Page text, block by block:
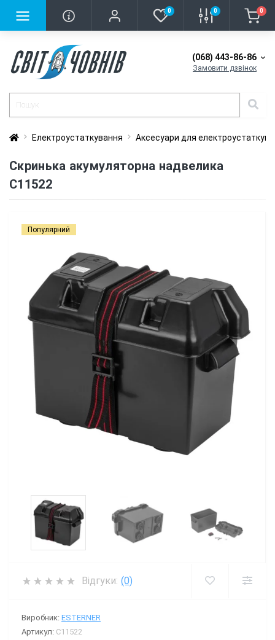
0 0 0
(068) 443-86-86
Замовити дзвінок
Електроустаткування Аксесуари для
Скринька акумуляторна надвелика
C11522
Популярний
Відгуки: (0)
Виробник: ESTERNER
Артикул: C11522